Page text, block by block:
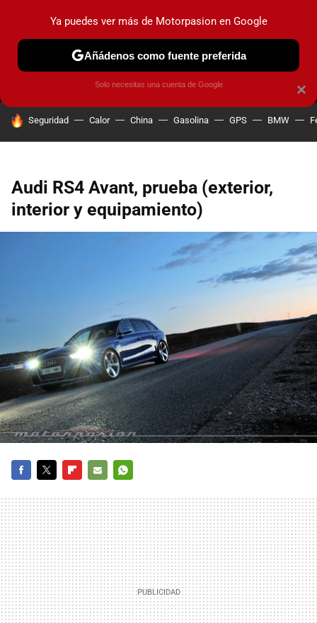
MENÚ NUEVO
COCHES ELÉCTRICOS OBSERVATORIO
HOY SE HABLA DE
Seguridad Calor China Gasolina GPS BMW
Audi RS4 Avant, prueba (exterior,
interior y equipamiento)
MAIL
×
Ya puedes ver más de Motorpasion en Google
Añádenos como fuente preferida
Solo necesitas una cuenta de Google